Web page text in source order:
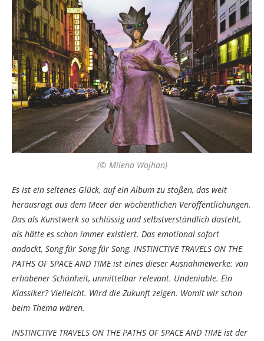
(© Milena Wojhan)
Es ist ein seltenes Glück, auf ein Album zu stoßen, das weit
herausragt aus dem Meer der wöchentlichen Veröffentlichungen.
Das als Kunstwerk so schlüssig und selbstverständlich dasteht,
als hätte es schon immer existiert. Das emotional sofort
andockt, Song für Song für Song. INSTINCTIVE TRAVELS ON THE
PATHS OF SPACE AND TIME ist eines dieser Ausnahmewerke: von
erhabener Schönheit, unmittelbar relevant. Undeniable. Ein
Klassiker? Vielleicht. Wird die Zukunft zeigen. Womit wir schon
beim Thema wären.
INSTINCTIVE TRAVELS ON THE PATHS OF SPACE AND TIME ist der